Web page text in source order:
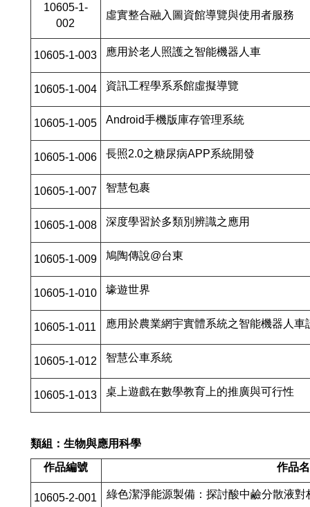
2019學生學習成果競賽
2018學生學習成果競賽
2017學生學習成果競賽
2016學生學習成果競賽
2015學生學習成果競賽
10605-1-
002
虛實整合融入圖資館導覽與使用者服務
10605-1-003 應用於老人照護之智能機器人車
10605-1-004 資訊工程學系系館虛擬導覽
10605-1-005 Android手機版庫存管理系統
10605-1-006 長照2.0之糖尿病APP系統開發
10605-1-007 智慧包裹
10605-1-008 深度學習於多類別辨識之應用
10605-1-009 鳩陶傳說@台東
10605-1-010 壕遊世界
10605-1-011 應用於農業網宇實體系統之智能機器人車
10605-1-012 智慧公車系統
10605-1-013 桌上遊戲在數學教育上的推廣與可行性
類組：生物與應用科學
作品編號
作品
10605-2-001 綠色潔淨能源製備：探討酸中鹼分散液對